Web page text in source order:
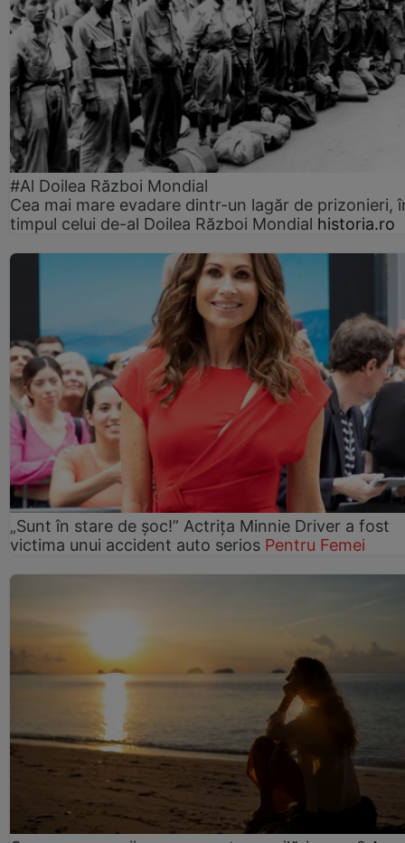
#Al Doilea Război Mondial
Cea mai mare evadare dintr-un lagăr de prizonieri,
timpul celui de-al Doilea Război Mondial historia.ro
„Sunt în stare de șoc!” Actrița Minnie Driver a fost
victima unui accident auto serios Pentru Femei